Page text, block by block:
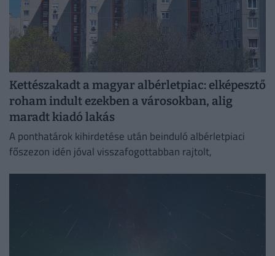
Kettészakadt a magyar albérletpiac: elképesztő
roham indult ezekben a városokban, alig
maradt kiadó lakás
A ponthatárok kihirdetése után beinduló albérletpiaci
főszezon idén jóval visszafogottabban rajtolt,